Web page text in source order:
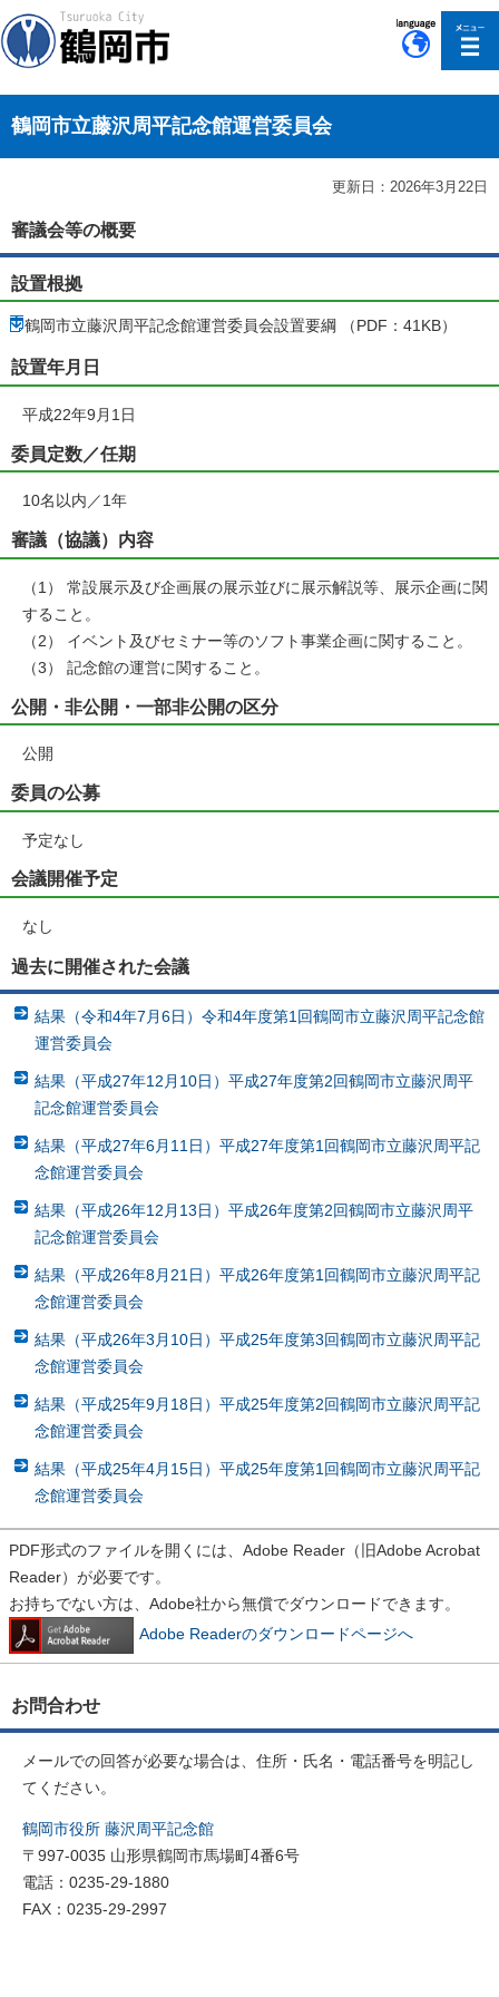
鶴岡市立藤沢周平記念館運営委員会
更新日：2026年3月22日
審議会等の概要
設置根拠
鶴岡市立藤沢周平記念館運営委員会設置要綱 （PDF：41KB）
設置年月日
平成22年9月1日
委員定数／任期
10名以内／1年
審議（協議）内容
（1） 常設展示及び企画展の展示並びに展示解説等、展示企画に関
すること。
（2） イベント及びセミナー等のソフト事業企画に関すること。
（3） 記念館の運営に関すること。
公開・非公開・一部非公開の区分
公開
委員の公募
予定なし
会議開催予定
なし
過去に開催された会議
結果（令和4年7月6日）令和4年度第1回鶴岡市立藤沢周平記念館
運営委員会
結果（平成27年12月10日）平成27年度第2回鶴岡市立藤沢周平
記念館運営委員会
結果（平成27年6月11日）平成27年度第1回鶴岡市立藤沢周平記
念館運営委員会
結果（平成26年12月13日）平成26年度第2回鶴岡市立藤沢周平
記念館運営委員会
結果（平成26年8月21日）平成26年度第1回鶴岡市立藤沢周平記
念館運営委員会
結果（平成26年3月10日）平成25年度第3回鶴岡市立藤沢周平記
念館運営委員会
結果（平成25年9月18日）平成25年度第2回鶴岡市立藤沢周平記
念館運営委員会
結果（平成25年4月15日）平成25年度第1回鶴岡市立藤沢周平記
念館運営委員会
PDF形式のファイルを開くには、Adobe Reader（旧Adobe Acrobat
Reader）が必要です。
お持ちでない方は、Adobe社から無償でダウンロードできます。
Adobe Readerのダウンロードページへ
お問合わせ
メールでの回答が必要な場合は、住所・氏名・電話番号を明記し
てください。
鶴岡市役所 藤沢周平記念館
〒997-0035 山形県鶴岡市馬場町4番6号
電話：0235-29-1880
FAX：0235-29-2997